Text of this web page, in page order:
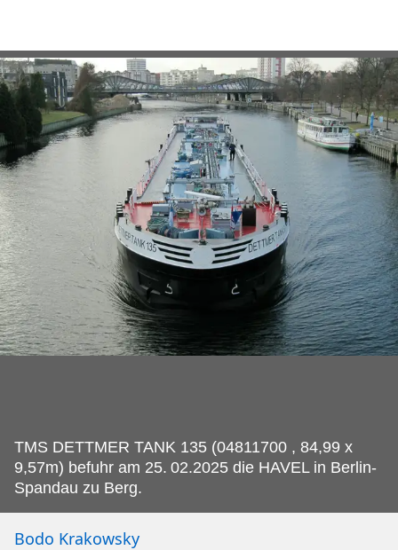
TMS DETTMER TANK 135 (04811700 , 84,99 x
9,57m) befuhr am 25. 02.2025 die HAVEL in Berlin-
Spandau zu Berg.
Bodo Krakowsky